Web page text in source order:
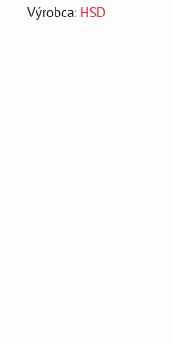
Výrobca: HSD